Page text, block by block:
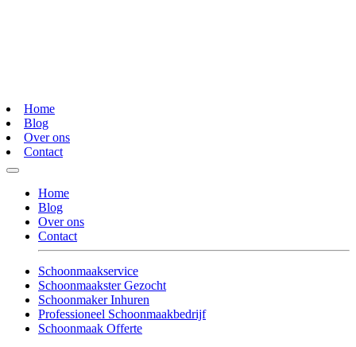
Home
Blog
Over ons
Contact
Home
Blog
Over ons
Contact
Schoonmaakservice
Schoonmaakster Gezocht
Schoonmaker Inhuren
Professioneel Schoonmaakbedrijf
Schoonmaak Offerte